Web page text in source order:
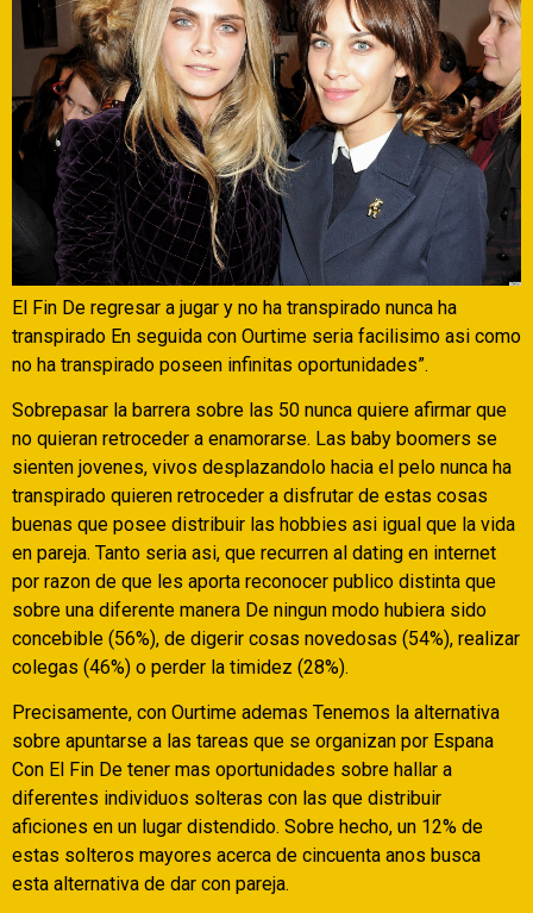
El Fin De regresar a jugar y no ha transpirado nunca ha
transpirado En seguida con Ourtime seri­a facilisimo asi­ como
no ha transpirado poseen infinitas oportunidades”.
Sobrepasar la barrera sobre las 50 nunca quiere afirmar que
no quieran retroceder a enamorarse. Las baby boomers se
sienten jovenes, vivos desplazandolo hacia el pelo nunca ha
transpirado quieren retroceder a disfrutar de estas cosas
buenas que posee distribuir las hobbies asi­ igual que la vida
en pareja. Tanto seri­a asi, que recurren al dating en internet
por razon de que les aporta reconocer publico distinta que
sobre una diferente manera De ningun modo hubiera sido
concebible (56%), de digerir cosas novedosas (54%), realizar
colegas (46%) o perder la timidez (28%).
Precisamente, con Ourtime ademas Tenemos la alternativa
sobre apuntarse a las tareas que se organizan por Espana
Con El Fin De tener mas oportunidades sobre hallar a
diferentes individuos solteras con las que distribuir
aficiones en un lugar distendido. Sobre hecho, un 12% de
estas solteros mayores acerca de cincuenta anos busca
esta alternativa de dar con pareja.